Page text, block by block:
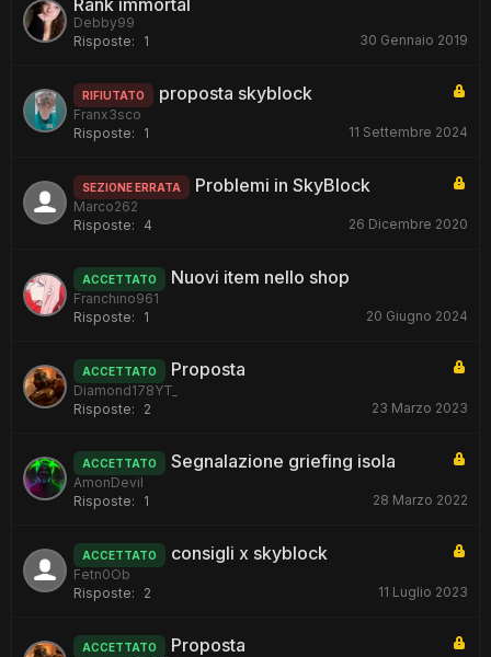
Rank immortal
Debby99
Risposte:
1 30 Gennaio 2019
RIFIUTATO proposta skyblock
Franx3sco
Risposte:
1 11 Settembre 2024
SEZIONE ERRATA Problemi in SkyBlock
Marco262
Risposte:
4 26 Dicembre 2020
ACCETTATO Nuovi item nello shop
Franchino961
Risposte:
1 20 Giugno 2024
ACCETTATO Proposta
Diamond178YT_
Risposte:
2 23 Marzo 2023
ACCETTATO Segnalazione griefing isola
AmonDevil
Risposte:
1 28 Marzo 2022
ACCETTATO consigli x skyblock
Fetn0Ob
Risposte:
2 11 Luglio 2023
ACCETTATO Proposta